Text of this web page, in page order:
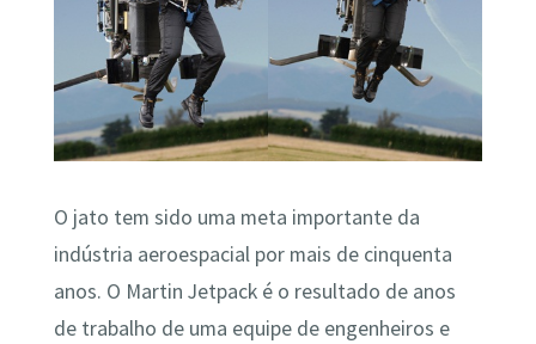
O jato tem sido uma meta importante da
indústria aeroespacial por mais de cinquenta
anos. O Martin Jetpack é o resultado de anos
de trabalho de uma equipe de engenheiros e